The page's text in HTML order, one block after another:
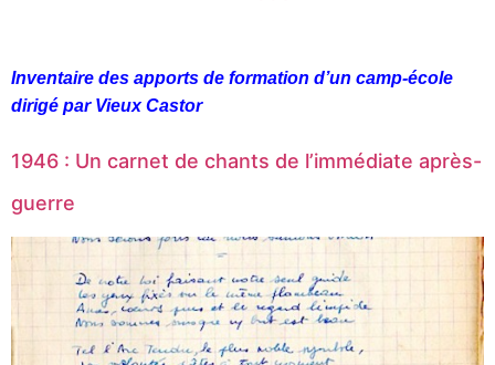
Inventaire des apports de formation d’un camp-école
dirigé par Vieux Castor
1946 : Un carnet de chants de l’immédiate après-
guerre